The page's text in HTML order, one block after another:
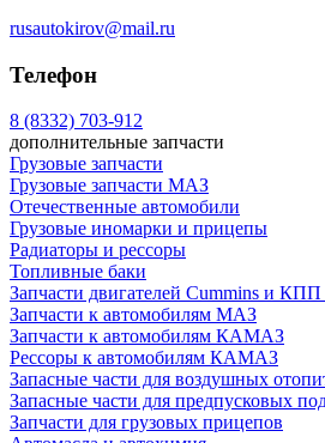
rusautokirov@mail.ru
Телефон
8 (8332) 703-912
дополнительные запчасти
Грузовые запчасти
Грузовые запчасти МАЗ
Отечественные автомобили
Грузовые иномарки и прицепы
Радиаторы и рессоры
Топливные баки
Запчасти двигателей Cummins и
Запчасти к автомобилям МАЗ
Запчасти к автомобилям КАМАЗ
Рессоры к автомобилям КАМАЗ
Запасные части для воздушных
Запасные части для предпусковых
Запчасти для грузовых прицепов